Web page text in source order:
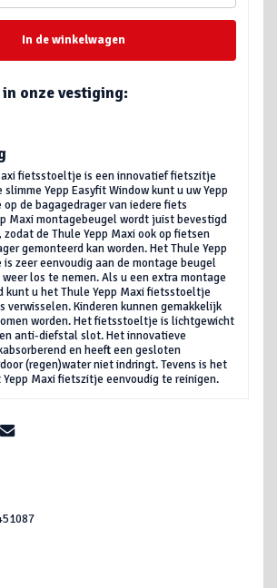
In de winkelwagen
onze vestiging:
fietsstoeltje is een innovatief fietszitje
Yepp Easyfit Window kunt u uw Yepp
de bagagedrager van iedere fiets
Maxi montagebeugel wordt juist bevestigd
zodat de Thule Yepp Maxi ook op fietsen
gemonteerd kan worden. Het Thule Yepp
zeer eenvoudig aan de montage beugel
los te nemen. Als u een extra montage
kunt u het Thule Yepp Maxi fietsstoeltje
verwisselen. Kinderen kunnen gemakkelijk
worden. Het fietsstoeltje is lichtgewicht
anti-diefstal slot. Het innovatieve
en heeft een gesloten
(regen)water niet indringt. Tevens is het
Maxi fietszitje eenvoudig te reinigen.